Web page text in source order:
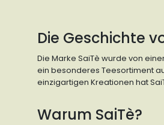
Die Geschichte
Die Marke SaiTè wurde von
ein besonderes Teesortiment
einzigartigen Kreationen hat
Warum SaiTè?